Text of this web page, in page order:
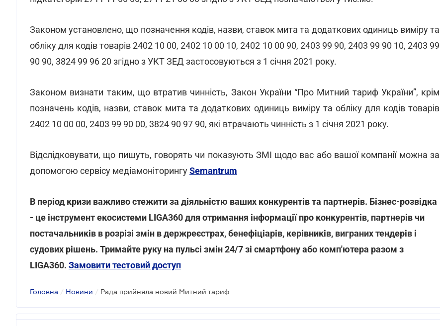
Законом установлено, що позначення кодів, назви, ставок мита та додаткових одиниць виміру та
обліку для кодів товарів 2402 10 00, 2402 10 00 10, 2402 10 00 90, 2403 99 90, 2403 99 90 10, 2403 99
90 90, 3824 99 96 20 згідно з УКТ ЗЕД застосовуються з 1 січня 2021 року.
Законом визнати таким, що втратив чинність, Закон України “Про Митний тариф України”, крім
позначень кодів, назви, ставок мита та додаткових одиниць виміру та обліку для кодів товарів
2402 10 00 00, 2403 99 90 00, 3824 90 97 90, які втрачають чинність з 1 січня 2021 року.
Відслідковувати, що пишуть, говорять чи показують ЗМІ щодо вас або вашої компанії можна за
допомогою сервісу медіамоніторингуSemantrum
В період кризи важливо стежити за діяльністю ваших конкурентів та партнерів. Бізнес-розвідка
- це інструмент екосистеми LIGA360 для отримання інформації про конкурентів, партнерів чи
постачальників в розрізі змін в держреєстрах, бенефіціарів, керівників, виграних тендерів і
судових рішень. Тримайте руку на пульсі змін 24/7 зі смартфону або комп'ютера разом з
LIGA360. Замовити тестовий доступ
Головна / Новини / Рада прийняла новий Митний тариф